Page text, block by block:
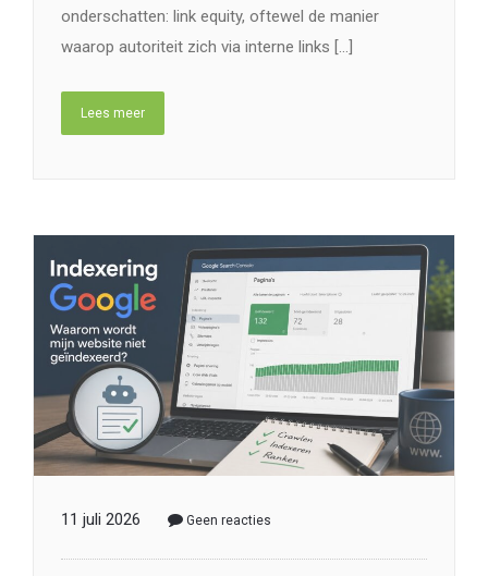
11 juli 2026 Geen reacties
Waarom gaat de
indexering van mijn
website in Google